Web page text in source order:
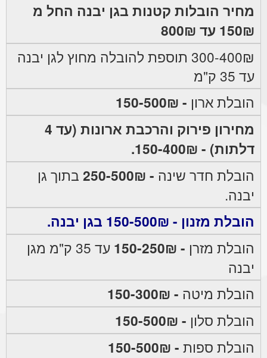
מחיר הובלות קטנות בגן יבנה החל מ
150₪ עד 800₪
300-400₪ תוספת להובלה מחוץ לגן יבנה
עד 35 ק"מ
הובלת ארון - 150-500₪
מחירון פירוק והרכבת ארונות (עד 4
דלתות) - 150-400₪.
הובלת חדר שינה - 250-500₪
בתוך גן
יבנה.
הובלת מזנון - 150-500₪ בגן יבנה.
הובלת מזרן - 150-250₪
עד 35 ק"מ מגן
יבנה
הובלת מיטה - 150-300₪
הובלת סלון - 150-500₪
הובלת ספות - 150-500₪